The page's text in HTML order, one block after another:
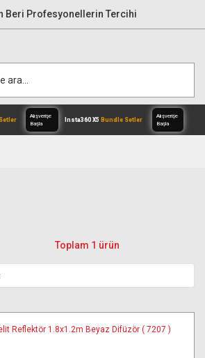
Beri Profesyonellerin Tercihi
III
Toplam 1 ürün